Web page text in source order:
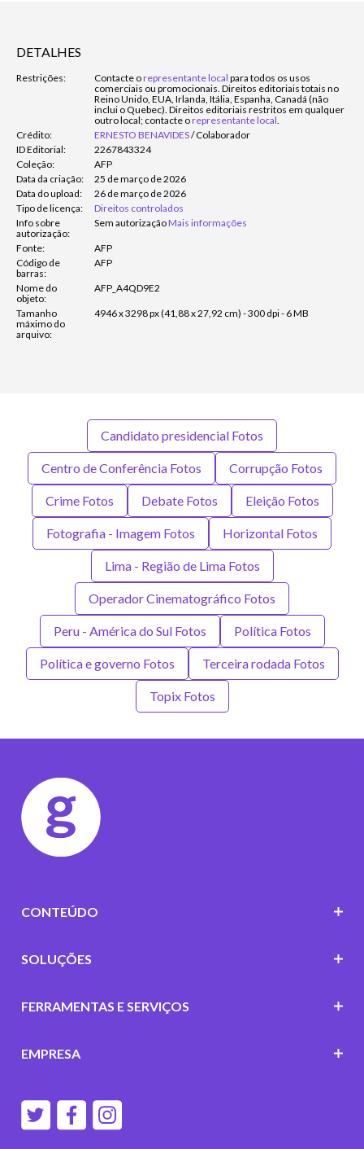
DETALHES
Restrições: Contacte orepresentante local para todos os usos
comerciais ou promocionais. Direitos editoriais totais no
Reino Unido, EUA, Irlanda, Itália, Espanha, Canadá (não
inclui o Quebec). Direitos editoriais restritos em qualquer
outro local; contacte orepresentante local
Crédito:
ERNESTO BENAVIDES/Colaborador
ID Editorial:
2267843324
Coleção:
AFP
Data da criação:
25 de março de 2026
Data do upload:
26 de março de 2026
Tipo de licença:
Direitos controlados
Info sobre
autorização:
Sem autorizaçãoMais informações
Fonte:
AFP
Código de
barras:
AFP
Nome do
objeto:
AFP_A4QD9E2
Tamanho
máximo do
arquivo:
4946 x 3298 px (41,88 x 27,92 cm) - 300 dpi - 6 MB
Candidato presidencial Fotos
Centro de Conferência Fotos Corrupção Fotos
Crime Fotos Debate Fotos Eleição Fotos
Fotografia - Imagem Fotos Horizontal Fotos
Lima - Região de Lima Fotos
Operador Cinematográfico Fotos
Peru - América do Sul Fotos Política Fotos
Política e governo Fotos Terceira rodada Fotos
Topix Fotos
CONTEÚDO
SOLUÇÕES
FERRAMENTAS E SERVIÇOS
EMPRESA